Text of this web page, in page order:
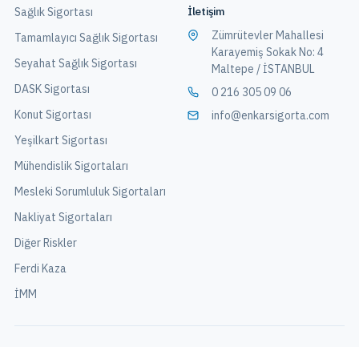
Sağlık Sigortası
Tamamlayıcı Sağlık Sigortası
Seyahat Sağlık Sigortası
DASK Sigortası
Konut Sigortası
Yeşilkart Sigortası
Mühendislik Sigortaları
Mesleki Sorumluluk Sigortaları
Nakliyat Sigortaları
Diğer Riskler
Ferdi Kaza
İMM
İletişim
Zümrütevler Mahallesi
Karayemiş Sokak No: 4
Maltepe / İSTANBUL
0 216 305 09 06
info@enkarsigorta.com